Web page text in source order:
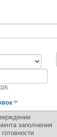
заполнения